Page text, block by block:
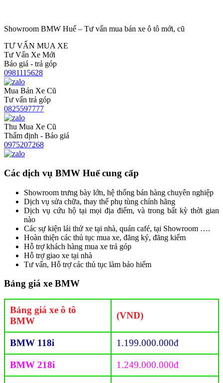
Showroom BMW Huế – Tư vấn mua bán xe ô tô mới, cũ
TƯ VẤN MUA XE
Tư Vấn Xe Mới
Báo giá - trả góp
0981115628
Mua Bán Xe Cũ
Tư vấn trả góp
0825597777
Thu Mua Xe Cũ
Thẩm định - Báo giá
0975207268
Các dịch vụ BMW Huế cung cấp
Showroom trưng bày lớn, hệ thống bán hàng chuyên nghiệp
Dịch vụ sửa chữa, thay thế phụ tùng chính hãng
Dịch vụ cứu hộ tại mọi địa điểm, và trong bất kỳ thời gian
nào
Các sự kiện lái thử xe tại nhà, quán café, tại Showroom ….
Hoàn thiện các thủ tục mua xe, đăng ký, đăng kiểm
Hỗ trợ khách hàng mua xe trả góp
Hỗ trợ giao xe tại nhà
Tư vấn, Hỗ trợ các thủ tục làm bảo hiểm
Bảng giá xe BMW
Bảng giá xe ô tô
BMW
(VND)
BMW 118i 1.199.000.000đ
BMW 218i 1.249.000.000đ